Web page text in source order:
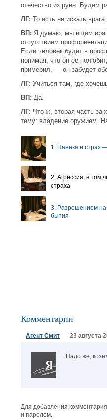
отечество из руин. Будем
ЛГ: То есть не искать
ВП: Я думаю, мы ищем
отсутствием
Если человек будет в
понимая, что он ее
примерил, — он забудет
ЛГ: Учиться там, где
ВП: Да.
ЛГ: Что ж, вторая часть
тему: владение оружием.
1. Паника и страх
2. Агрессия, в том
страха
3. Разрешением
бытия
Комментарии
Агент Смит 23 августа
Надо же,
Для добавления
и паролем.